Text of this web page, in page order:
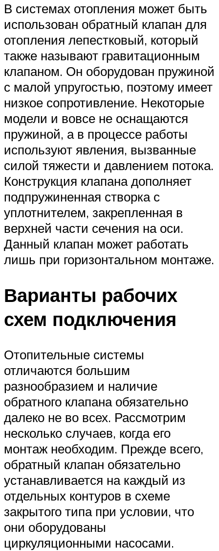
В системах отопления может быть
использован обратный клапан для
отопления лепестковый, который
также называют гравитационным
клапаном. Он оборудован пружиной
с малой упругостью, поэтому имеет
низкое сопротивление. Некоторые
модели и вовсе не оснащаются
пружиной, а в процессе работы
используют явления, вызванные
силой тяжести и давлением потока.
Конструкция клапана дополняет
подпружиненная створка с
уплотнителем, закрепленная в
верхней части сечения на оси.
Данный клапан может работать
лишь при горизонтальном монтаже.
Варианты рабочих
схем подключения
Отопительные системы
отличаются большим
разнообразием и наличие
обратного клапана обязательно
далеко не во всех. Рассмотрим
несколько случаев, когда его
монтаж необходим. Прежде всего,
обратный клапан обязательно
устанавливается на каждый из
отдельных контуров в схеме
закрытого типа при условии, что
они оборудованы
циркуляционными насосами.